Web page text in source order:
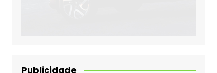
Publicidade